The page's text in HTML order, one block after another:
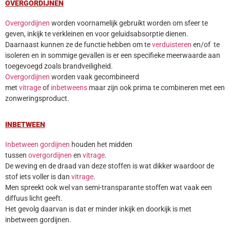
OVERGORDIJNEN
Overgordijnen worden voornamelijk gebruikt worden om sfeer te
geven, inkijk te verkleinen en voor geluidsabsorptie dienen.
Daarnaast kunnen ze de functie hebben om teverduisteren en/of te
isoleren en in sommige gevallen is er een specifieke meerwaarde aan
toegevoegd zoals brandveiligheid.
Overgordijnen worden vaak gecombineerd
met vitrageof inbetweens maar zijn ook prima te combineren met een
zonweringsproduct.
INBETWEEN
Inbetween gordijnen houden het midden
tussen overgordijnen en vitrage.
De weving en de draad van deze stoffen is wat dikker waardoor de
stof iets voller is dan vitrage.
Men spreekt ook wel van semi-transparante stoffen wat vaak een
diffuus licht geeft.
Het gevolg daarvan is dat er minder inkijk en doorkijk is met
inbetween gordijnen.